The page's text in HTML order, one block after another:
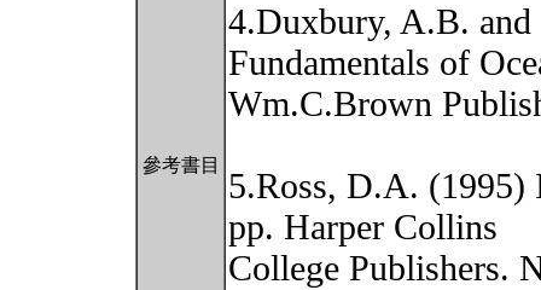
參考書目
4.Duxbury, A.B.
Fundamentals of
Wm.C.Brown
5.Ross, D.A. (1995)
pp. Harper Collins
College Publishers.